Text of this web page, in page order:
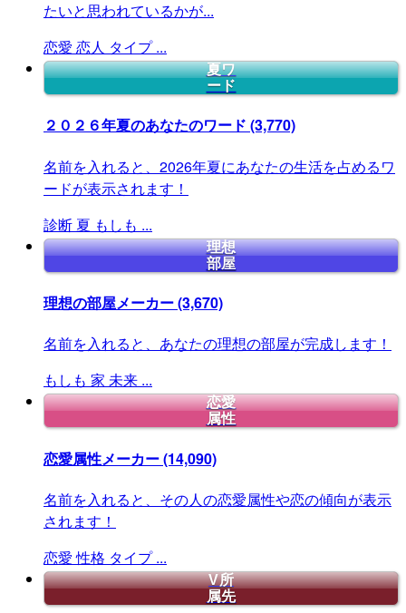
たいと思われているかが...
恋愛 恋人 タイプ ...
夏ワ
ード
２０２６年夏のあなたのワード (3,770)
名前を入れると、2026年夏にあなたの生活を占めるワ
ードが表示されます！
診断 夏 もしも ...
理想
部屋
理想の部屋メーカー(3,670)
名前を入れると、あなたの理想の部屋が完成します！
もしも 家 未来 ...
恋愛
属性
恋愛属性メーカー(14,090)
名前を入れると、その人の恋愛属性や恋の傾向が表示
されます！
恋愛 性格 タイプ ...
V所
属先